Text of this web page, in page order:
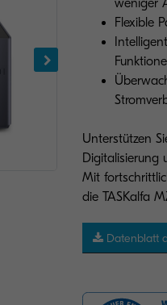
weniger
Flexible
Unterstützen
Digitalisierung
Mit
die TASKalfa
Datenblatt